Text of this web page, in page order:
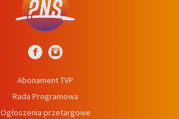
Abonament TVP
Rada Programowa
Ogłoszenia przetargowe